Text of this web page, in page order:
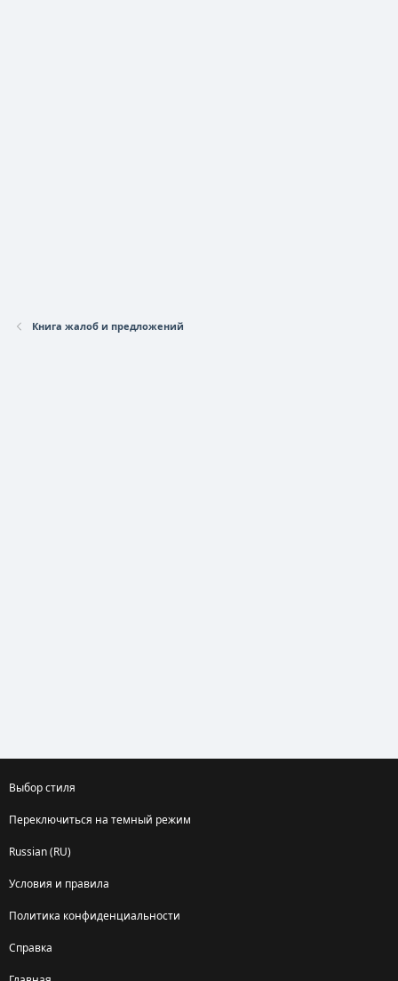
Книга жалоб и предложений
Выбор стиля
Переключиться на темный режим
Russian (RU)
Условия и правила
Политика конфиденциальности
Справка